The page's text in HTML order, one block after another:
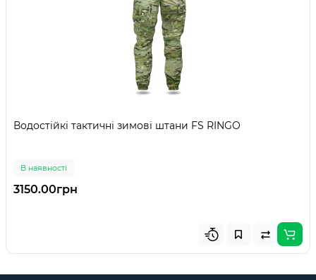
Водостійкі тактичні зимові штани FS RINGO
В наявності
3150.00грн